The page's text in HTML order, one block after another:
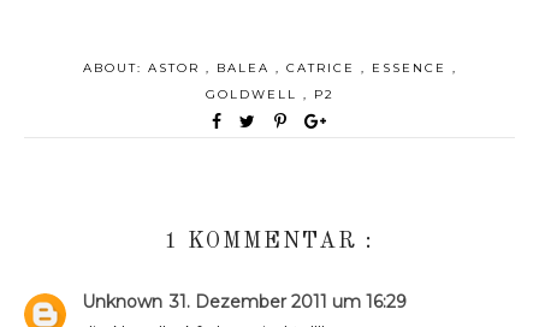
ABOUT: ASTOR , BALEA , CATRICE , ESSENCE ,
GOLDWELL , P2
1 KOMMENTAR :
Unknown 31. Dezember 2011 um 16:29